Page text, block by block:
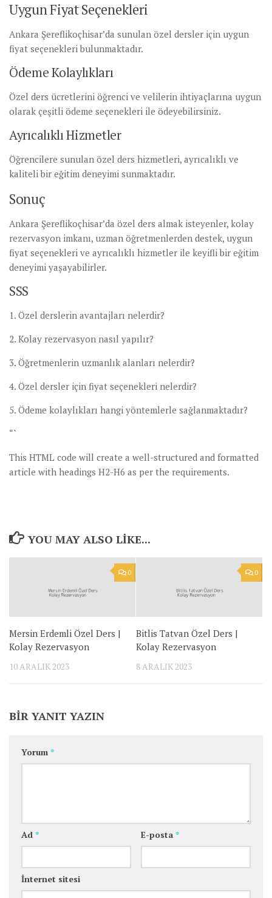
Uygun Fiyat Seçenekleri
Ankara Şereflikoçhisar’da sunulan özel dersler için uygun
fiyat seçenekleri bulunmaktadır.
Ödeme Kolaylıkları
Özel ders ücretlerini öğrenci ve velilerin ihtiyaçlarına uygun
olarak çeşitli ödeme seçenekleri ile ödeyebilirsiniz.
Ayrıcalıklı Hizmetler
Öğrencilere sunulan özel ders hizmetleri, ayrıcalıklı ve
kaliteli bir eğitim deneyimi sunmaktadır.
Sonuç
Ankara Şereflikoçhisar’da özel ders almak isteyenler, kolay
rezervasyon imkanı, uzman öğretmenlerden destek, uygun
fiyat seçenekleri ve ayrıcalıklı hizmetler ile keyifli bir eğitim
deneyimi yaşayabilirler.
SSS
1. Özel derslerin avantajları nelerdir?
2. Kolay rezervasyon nasıl yapılır?
3. Öğretmenlerin uzmanlık alanları nelerdir?
4. Özel dersler için fiyat seçenekleri nelerdir?
5. Ödeme kolaylıkları hangi yöntemlerle sağlanmaktadır?
“`
This HTML code will create a well-structured and formatted
article with headings H2-H6 as per the requirements.
YOU MAY ALSO LIKE...
0
Mersin Erdemli Özel Ders |
Kolay Rezervasyon
10 ARALIK 2023
0
Bitlis Tatvan Özel Ders |
Kolay Rezervasyon
8 ARALIK 2023
BIR YANIT YAZIN
Yorum *
Ad * E-posta *
İnternet sitesi